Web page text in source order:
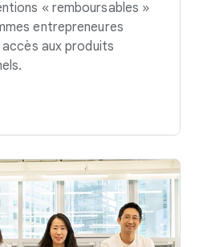
« remboursables »
entrepreneures
aux produits